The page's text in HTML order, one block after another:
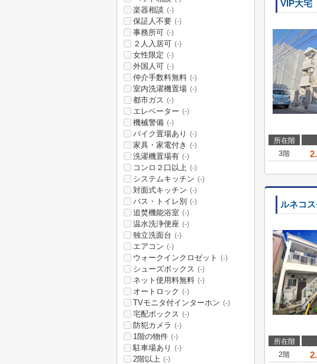
VIP大宅
所在階
3階
ルネコ
所在階
2階
楽器相談 (-)
保証人不要 (-)
事務所可 (-)
２人入居可 (-)
女性限定 (-)
外国人可 (-)
仲介手数料無料 (-)
室内洗濯機置場 (-)
都市ガス (-)
エレベーター (-)
機械警備 (-)
バイク置場あり (-)
家具・家電付き (-)
洗濯機置場有 (-)
コンロ２口以上 (-)
システムキッチン (-)
対面式キッチン (-)
バス・トイレ別 (-)
追焚機能浴室 (-)
温水洗浄便座 (-)
独立洗面台 (-)
エアコン (-)
ウォークインクロゼット (-)
シューズボックス (-)
ネット使用料無料 (-)
オートロック (-)
TVモニタ付インターホン (-)
宅配ボックス (-)
防犯カメラ (-)
1階の物件 (-)
駐車場あり (-)
2階以上 (-)